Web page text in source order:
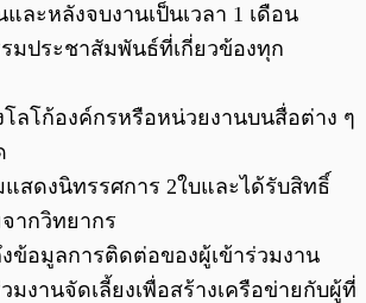
ละหลังจบงานเป็นเวลา 1 เดือน
มประชาสัมพันธ์ที่เกี่ยวข้องทุก
ลโก้องค์กรหรือหน่วยงานบนสื่อต่าง ๆ
แสดงนิทรรศการ 2ใบและได้รับสิทธิ์
ากวิทยากร
ข้อมูลการติดต่อของผู้เข้าร่วมงาน
มงานจัดเลี้ยงเพื่อสร้างเครือข่ายกับผู้ที่